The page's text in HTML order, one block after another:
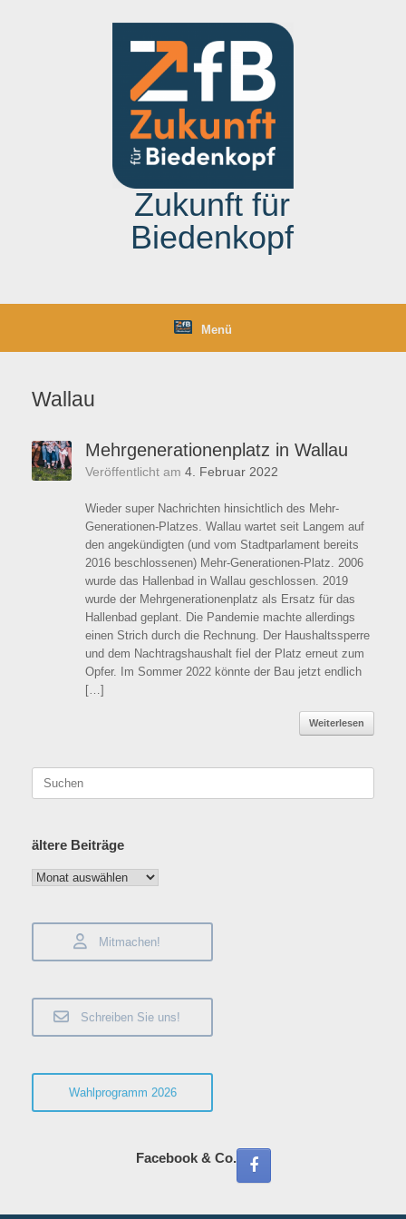
Zukunft für
Biedenkopf
Menü
Wallau
Mehrgenerationenplatz in Wallau
Veröffentlicht am 4. Februar 2022
Wieder super Nachrichten hinsichtlich des Mehr-
Generationen-Platzes. Wallau wartet seit Langem auf
den angekündigten (und vom Stadtparlament bereits
2016 beschlossenen) Mehr-Generationen-Platz. 2006
wurde das Hallenbad in Wallau geschlossen. 2019
wurde der Mehrgenerationenplatz als Ersatz für das
Hallenbad geplant. Die Pandemie machte allerdings
einen Strich durch die Rechnung. Der Haushaltssperre
und dem Nachtragshaushalt fiel der Platz erneut zum
Opfer. Im Sommer 2022 könnte der Bau jetzt endlich
[…]
Weiterlesen
Suchen
ältere Beiträge
ältere
Mitmachen!
Schreiben Sie uns!
Wahlprogramm 2026
Facebook & Co.